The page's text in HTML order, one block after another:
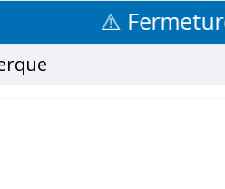
⚠️ Fermeture